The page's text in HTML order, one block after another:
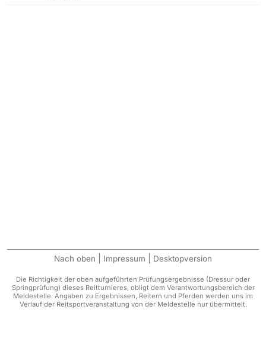
Nach oben Impressum Desktopversion
Die Richtigkeit der oben aufgeführten Prüfungsergebnisse (Dressur oder
Springprüfung) dieses Reitturnieres, obligt dem Verantwortungsbereich der
Meldestelle. Angaben zu Ergebnissen, Reitern und Pferden werden uns im
Verlauf der Reitsportveranstaltung von der Meldestelle nur übermittelt.